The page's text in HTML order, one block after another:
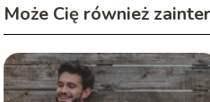
Może Cię również